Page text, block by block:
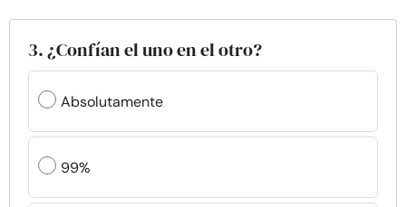
3. ¿Confían el uno en el otro?
Absolutamente
99%